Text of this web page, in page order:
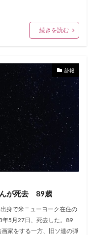
続きを読む
訃報
んが死去 89歳
身で米ニューヨーク在住の
5月27日、死去した。89
家をする一方、旧ソ連の弾